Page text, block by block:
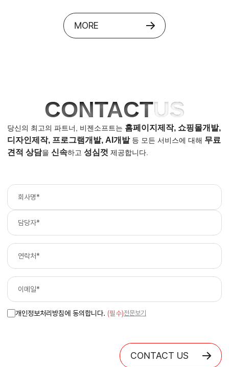
MORE
CONTACTUS
당신의 최고의 파트너, 비젠소프트는 홈페이지제작, 쇼핑몰개발,
디자인제작, 프로그램개발, AI개발등 모든 서비스에 대해 무료
견적 상담을 신속하고 성심껏 제공합니다.
개인정보처리방침에 동의합니다. (필수)전문보기
CONTACT US